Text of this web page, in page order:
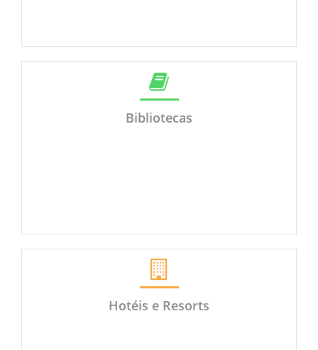
Bibliotecas
Hotéis e Resorts